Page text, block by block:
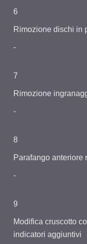
6
Rimozione dischi in
-
7
Rimozione
-
8
Parafango anteriore
-
9
Modifica cruscotto
indicatori aggiuntivi